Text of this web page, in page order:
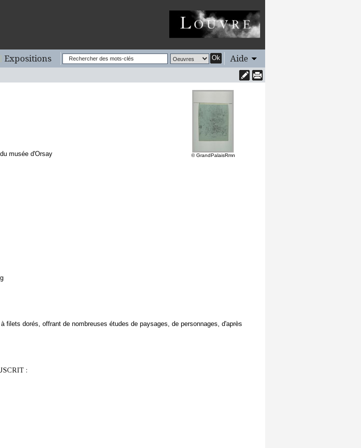
Expositions Ok Aide
© GrandPalaisRmn
musée d'Orsay
filets dorés, offrant de nombreuses études de paysages, de personnages, d'après
: